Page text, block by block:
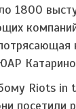
1800
Riots in
посетили